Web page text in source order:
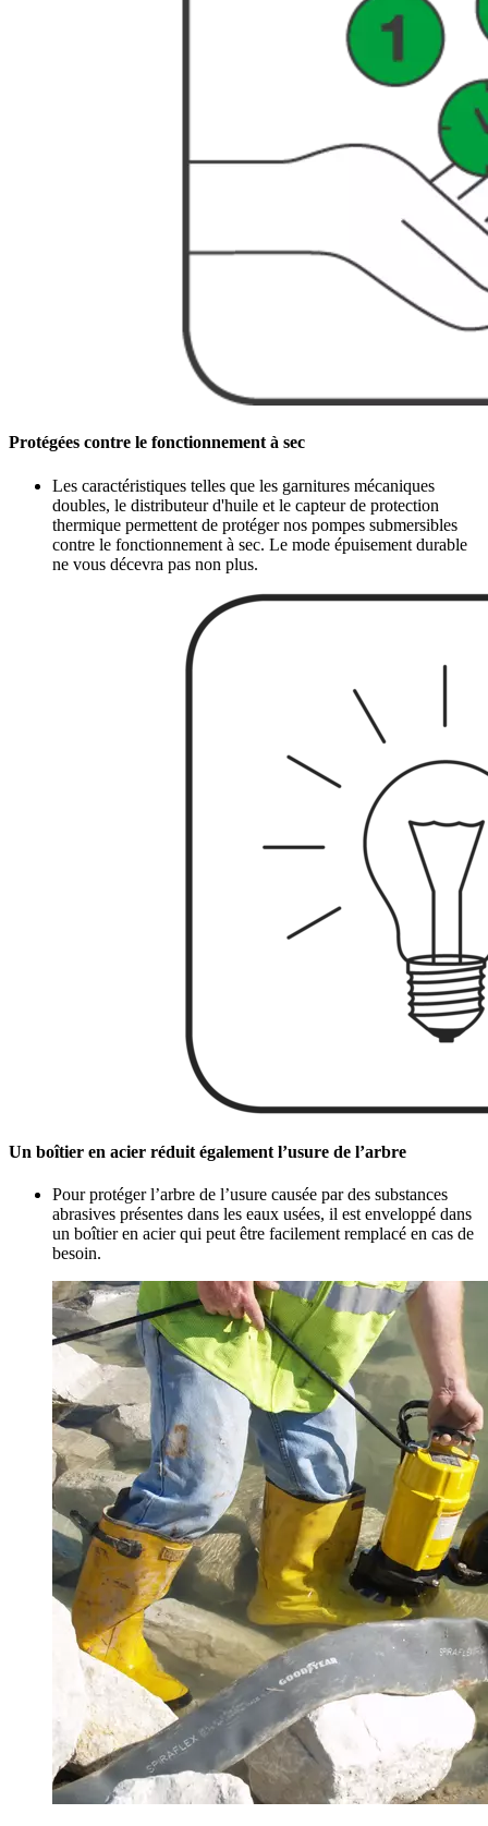
Protégées contre le fonctionnement à sec
Les caractéristiques telles que les garnitures mécaniques
doubles, le distributeur d'huile et le capteur de protection
thermique permettent de protéger nos pompes submersibles
contre le fonctionnement à sec. Le mode épuisement durable
ne vous décevra pas non plus.
Un boîtier en acier réduit également l’usure de l’arbre
Pour protéger l’arbre de l’usure causée par des substances
abrasives présentes dans les eaux usées, il est enveloppé dans
un boîtier en acier qui peut être facilement remplacé en cas de
besoin.